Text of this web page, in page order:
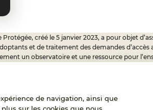
de navigation, ainsi que
créé le 5 janvier 2023, a pour objet
et de traitement des demandes d’accès
un observatoire et une ressource pour